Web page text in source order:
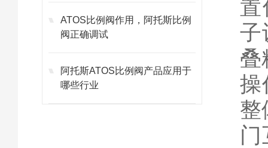
ATOS比例阀作用，阿托斯比例
阀正确调试
阿托斯ATOS比例阀产品应用于
哪些行业
置
子
叠
操
整